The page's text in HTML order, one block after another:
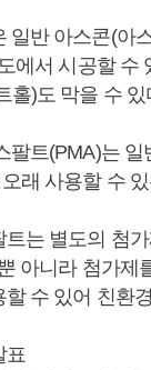
일반 아스콘(아
에서 시공할 수
홀)도 막을 수 있
팔트(PMA)는
래 사용할 수
는 별도의 첨
아니라 첨가제
수 있어 친환
표